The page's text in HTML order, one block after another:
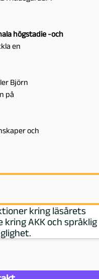
högstadie -och
en
Björn
på
och
kring läsårets
kring AKK och språklig